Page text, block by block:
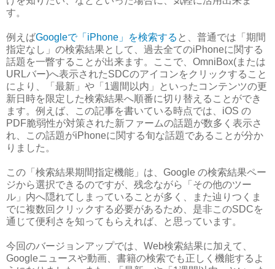
す。
例えばGoogleで「iPhone」を検索する と、普通では「期間
指定なし」の検索結果として、過去全てのiPhoneに関する
話題を一瞥することが出来ます。ここで、OmniBox(または
URLバー)へ表示されたSDCのアイコンをクリックすること
により、「最新」や「1週間以内」といったコンテンツの更
新日時を限定した検索結果へ順番に切り替えることができ
ます。例えば、この記事を書いている時点では、iOS の
PDF脆弱性が対策された新ファームの話題が数多く表示さ
れ、この話題がiPhoneに関する旬な話題であることが分か
りました。
この「検索結果期間指定機能」は、Google の検索結果ペー
ジから選択できるのですが、残念ながら「その他のツー
ル」内へ隠れてしまっていることが多く、また辿りつくま
でに複数回クリックする必要があるため、是非このSDCを
通じて便利さを知ってもらえれば、と思っています。
今回のバージョンアップでは、Web検索結果に加えて、
Googleニュースや動画、書籍の検索でも正しく機能するよ